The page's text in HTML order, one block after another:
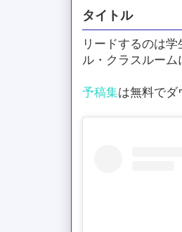
タイトル
リードするのは
ル・クラスルー
予稿集は無料でダ